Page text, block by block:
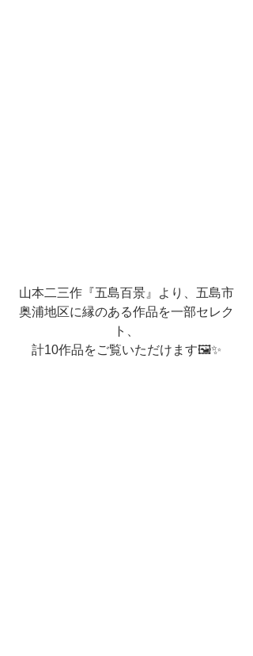
山本二三作『五島百景』より、五島市
奥浦地区に縁のある作品を一部セレク
ト、
計10作品をご覧いただけます🖼✨